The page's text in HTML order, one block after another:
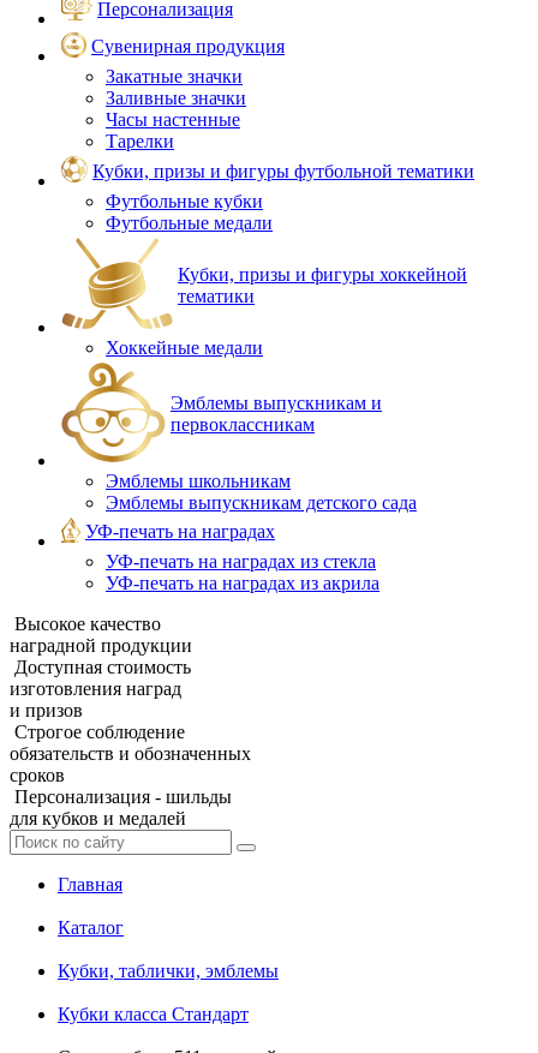
Персонализация
Сувенирная продукция
Закатные значки
Заливные значки
Часы настенные
Тарелки
Кубки, призы и фигуры футбольной тематики
Футбольные кубки
Футбольные медали
Кубки, призы и фигуры хоккейной
тематики
Хоккейные медали
Эмблемы выпускникам и
первоклассникам
Эмблемы школьникам
Эмблемы выпускникам детского сада
УФ-печать на наградах
УФ‑печать на наградах из стекла
УФ-печать на наградах из акрила
Высокое качество
наградной продукции
Доступная стоимость
изготовления наград
и призов
Строгое соблюдение
обязательств и обозначенных
сроков
Персонализация - шильды
для кубков и медалей
Главная
Каталог
Кубки, таблички, эмблемы
Кубки класса Стандарт